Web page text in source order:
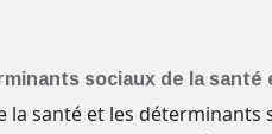
sociaux de la
santé et les